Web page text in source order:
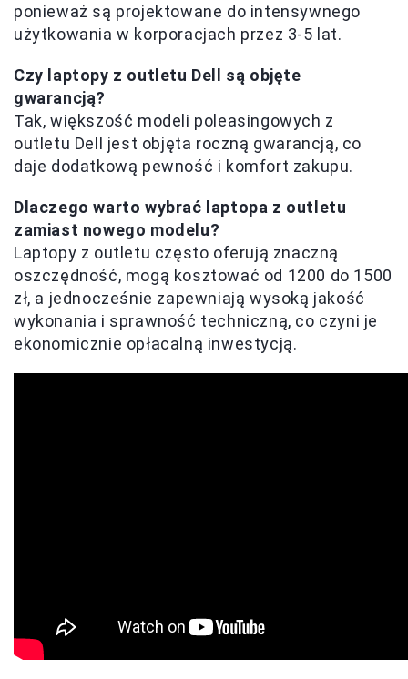
ponieważ są projektowane do intensywnego
użytkowania w korporacjach przez 3-5 lat.
Czy laptopy z outletu Dell są objęte
gwarancją?
Tak, większość modeli poleasingowych z
outletu Dell jest objęta roczną gwarancją, co
daje dodatkową pewność i komfort zakupu.
Dlaczego warto wybrać laptopa z outletu
zamiast nowego modelu?
Laptopy z outletu często oferują znaczną
oszczędność, mogą kosztować od 1200 do 1500
zł, a jednocześnie zapewniają wysoką jakość
wykonania i sprawność techniczną, co czyni je
ekonomicznie opłacalną inwestycją.